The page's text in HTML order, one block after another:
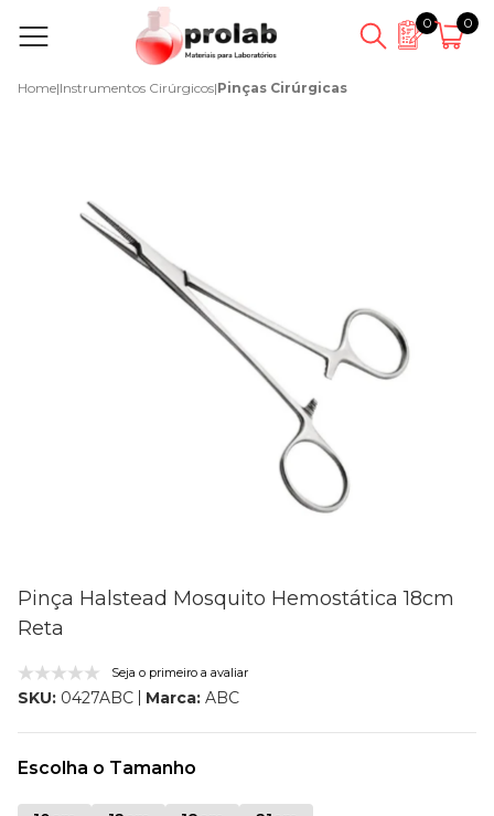
0 0
Home|Instrumentos Cirúrgicos|Pinças Cirúrgicas
Pinça Halstead Mosquito Hemostática 18cm
Reta
Seja o primeiro a avaliar
SKU: 0427ABC Marca: ABC
Escolha o Tamanho